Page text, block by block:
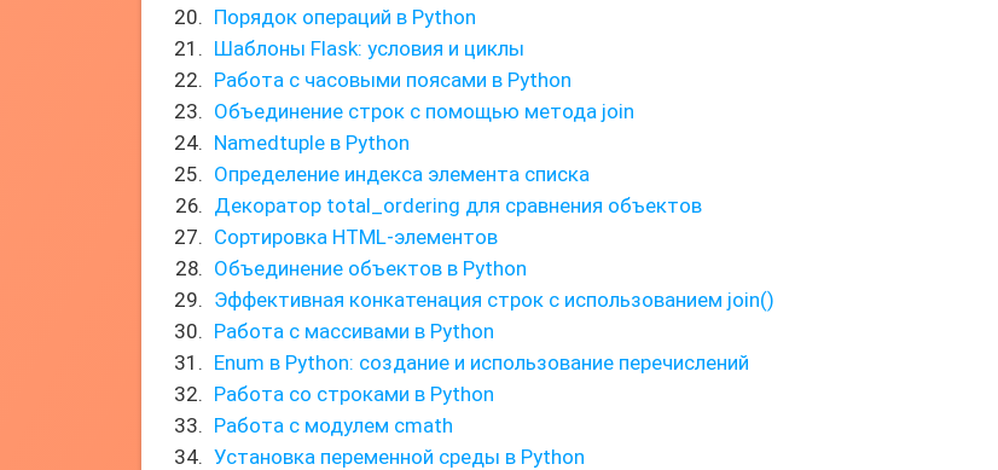
Порядок операций в Python
Шаблоны Flask: условия и циклы
Работа с часовыми поясами в Python
Объединение строк с помощью метода join
Namedtuple в Python
Определение индекса элемента списка
Декоратор total_ordering для сравнения объектов
Сортировка HTML-элементов
Объединение объектов в Python
Эффективная конкатенация строк с использованием join()
Работа с массивами в Python
Enum в Python: создание и использование перечислений
Работа со строками в Python
Работа с модулем cmath
Установка переменной среды в Python